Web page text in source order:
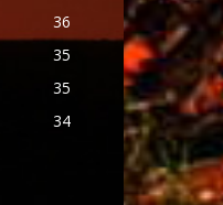
36
35
35
34